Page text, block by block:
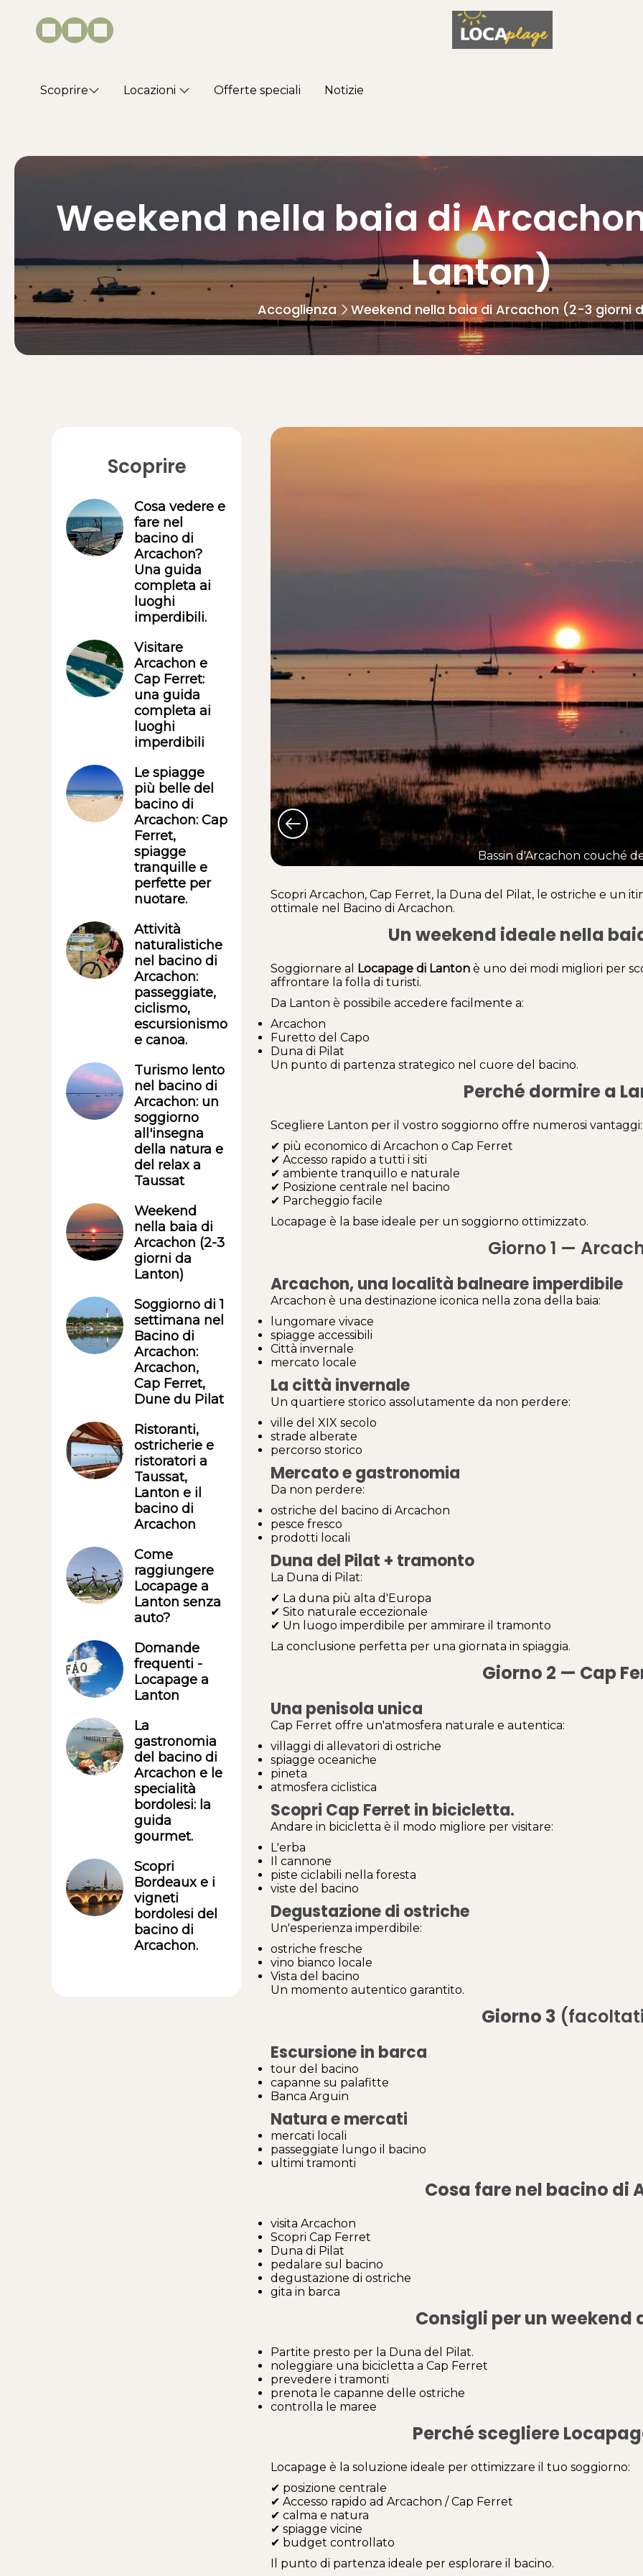
Scoprire Locazioni Offerte speciali Notizie
Weekend nella baia di
Lanton)
Accoglienza Weekend nella baia di Arcachon (2-3 giorni
Bassin d'Arcachon couché
Scopri Arcachon, Cap Ferret, la Duna del Pilat, le ostriche e un
ottimale nel Bacino di Arcachon.
Un weekend ideale nella
Soggiornare al Locapage di Lanton è uno dei modi migliori per
affrontare la folla di turisti.
Da Lanton è possibile accedere facilmente a:
Arcachon
Furetto del Capo
Duna di Pilat
Un punto di partenza strategico nel cuore del bacino.
Perché dormire a
Scegliere Lanton per il vostro soggiorno offre numerosi vantaggi:
✔ più economico di Arcachon o Cap Ferret
✔ Accesso rapido a tutti i siti
✔ ambiente tranquillo e naturale
✔ Posizione centrale nel bacino
✔ Parcheggio facile
Locapage è la base ideale per un soggiorno ottimizzato.
Giorno 1 —
Arcachon, una località balneare imperdibile
Arcachon è una destinazione iconica nella zona della baia:
lungomare vivace
spiagge accessibili
Città invernale
mercato locale
La città invernale
Un quartiere storico assolutamente da non perdere:
ville del XIX secolo
strade alberate
percorso storico
Mercato e gastronomia
Da non perdere:
ostriche del bacino di Arcachon
pesce fresco
prodotti locali
Duna del Pilat + tramonto
La Duna di Pilat:
✔ La duna più alta d'Europa
✔ Sito naturale eccezionale
✔ Un luogo imperdibile per ammirare il tramonto
La conclusione perfetta per una giornata in spiaggia.
Giorno 2 — Cap
Una penisola unica
Cap Ferret offre un'atmosfera naturale e autentica:
villaggi di allevatori di ostriche
spiagge oceaniche
pineta
atmosfera ciclistica
Scopri Cap Ferret in bicicletta.
Andare in bicicletta è il modo migliore per visitare:
L'erba
Il cannone
piste ciclabili nella foresta
viste del bacino
Degustazione di ostriche
Un'esperienza imperdibile:
ostriche fresche
vino bianco locale
Vista del bacino
Un momento autentico garantito.
Giorno 3
Escursione in barca
tour del bacino
capanne su palafitte
Banca Arguin
Natura e mercati
mercati locali
passeggiate lungo il bacino
ultimi tramonti
Cosa fare nel bacino di
visita Arcachon
Scopri Cap Ferret
Duna di Pilat
pedalare sul bacino
degustazione di ostriche
gita in barca
Consigli per un weekend
Partite presto per la Duna del Pilat.
noleggiare una bicicletta a Cap Ferret
prevedere i tramonti
prenota le capanne delle ostriche
controlla le maree
Perché scegliere
Locapage è la soluzione ideale per ottimizzare il tuo soggiorno:
✔ posizione centrale
✔ Accesso rapido ad Arcachon / Cap Ferret
✔ calma e natura
✔ spiagge vicine
✔ budget controllato
Il punto di partenza ideale per esplorare il bacino.
Scoprire
Cosa vedere e
fare nel
bacino di
Arcachon?
Una guida
completa ai
luoghi
imperdibili.
Visitare
Arcachon e
Cap Ferret:
una guida
completa ai
luoghi
imperdibili
Le spiagge
più belle del
bacino di
Arcachon: Cap
Ferret,
spiagge
tranquille e
perfette per
nuotare.
Attività
naturalistiche
nel bacino di
Arcachon:
passeggiate,
ciclismo,
escursionismo
e canoa.
Turismo lento
nel bacino di
Arcachon: un
soggiorno
all'insegna
della natura e
del relax a
Taussat
Weekend
nella baia di
Arcachon (2-3
giorni da
Lanton)
Soggiorno di 1
settimana nel
Bacino di
Arcachon:
Arcachon,
Cap Ferret,
Dune du Pilat
Ristoranti,
ostricherie e
ristoratori a
Taussat,
Lanton e il
bacino di
Arcachon
Come
raggiungere
Locapage a
Lanton senza
auto?
Domande
frequenti -
Locapage a
Lanton
La
gastronomia
del bacino di
Arcachon e le
specialità
bordolesi: la
guida
gourmet.
Scopri
Bordeaux e i
vigneti
bordolesi del
bacino di
Arcachon.